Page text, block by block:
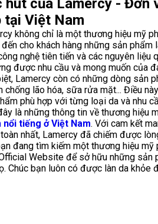
hút của Lamercy - Đơn
tại Việt Nam
không chỉ là một thương hiệu mỹ
đến cho khách hàng những sản
nghệ tiên tiến và các nguyên liệu
được nhu cầu và mong muốn của
Lamercy còn có những dòng sản
chống lão hóa, sữa rửa mặt... Điều
phù hợp với từng loại da và nhu
là những thông tin về thương hiệu
nổi tiếng ở Việt Nam. Với cam kết
nhất, Lamercy đã chiếm được
đang tìm kiếm một thương hiệu
Website để sở hữu những
Chúc bạn luôn có được làn da khỏe